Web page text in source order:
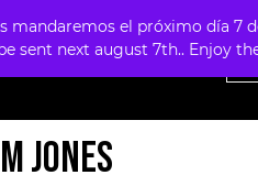
el próximo día
sent next august 7th.. Enjoy
FOUR SKULLS
JONES